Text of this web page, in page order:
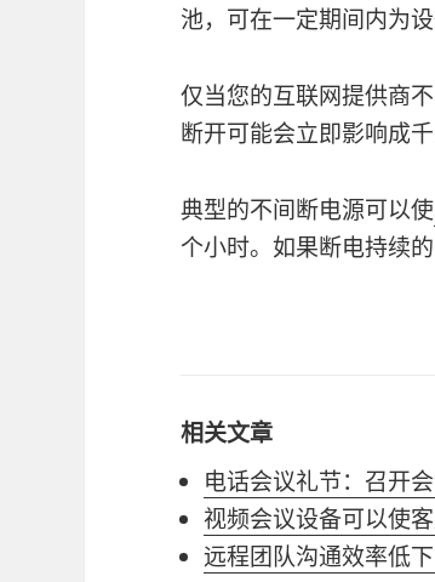
池，可在一定期间内为
仅当您的互联网提供商
断开可能会立即影响成
典型的不间断电源可以使
个小时。如果断电持续
相关文章
电话会议礼节：召开
视频会议设备可以使
远程团队沟通效率低